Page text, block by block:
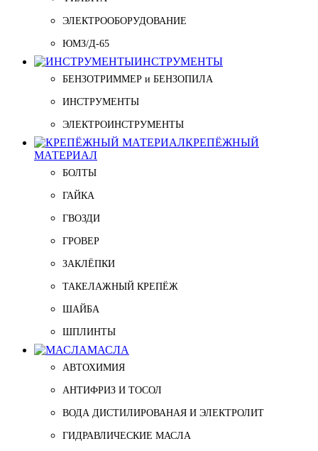
ЭЛЕКТРООБОРУДОВАНИЕ
ЮМЗ/Д-65
ИНСТРУМЕНТЫ
БЕНЗОТРИММЕР и БЕНЗОПИЛА
ИНСТРУМЕНТЫ
ЭЛЕКТРОИНСТРУМЕНТЫ
КРЕПЁЖНЫЙ
МАТЕРИАЛ
БОЛТЫ
ГАЙКА
ГВОЗДИ
ГРОВЕР
ЗАКЛЁПКИ
ТАКЕЛАЖНЫЙ КРЕПЁЖ
ШАЙБА
ШПЛИНТЫ
МАСЛА
АВТОХИМИЯ
АНТИФРИЗ И ТОСОЛ
ВОДА ДИСТИЛИРОВАНАЯ И ЭЛЕКТРОЛИТ
ГИДРАВЛИЧЕСКИЕ МАСЛА